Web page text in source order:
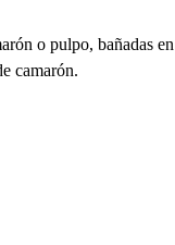
o pulpo, bañadas en
camarón.